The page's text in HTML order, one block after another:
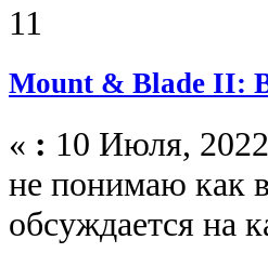
11
Mount & Blade II:
« : 10 Июля,
не понимаю как
обсуждается на